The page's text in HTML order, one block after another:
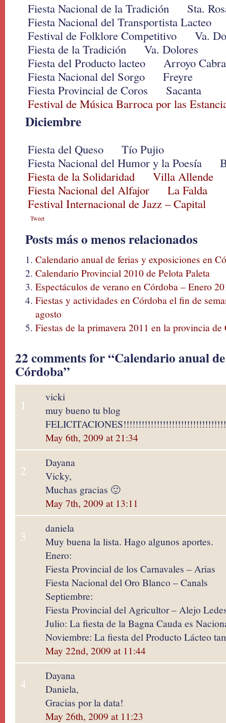
Fiesta Nacional de la Tradición Sta.
Fiesta Nacional del Transportista
Festival de Folklore Competitivo Va.
Fiesta de la Tradición Va. Dolores
Fiesta del Producto lacteo Arroyo
Fiesta Nacional del Sorgo Freyre
Fiesta Provincial de Coros Sacanta
Festival de Música Barroca por las
Diciembre
Fiesta del Queso Tío Pujio
Fiesta Nacional del Humor y la Poesía
Fiesta de la Solidaridad Villa Allende
Fiesta Nacional del Alfajor La Falda
Festival Internacional de Jazz – Capital
Tweet
Posts más o menos relacionados
Calendario anual de ferias y exposiciones en
Calendario Provincial 2010 de Pelota Paleta
Espectáculos de verano en Córdoba – Enero
Fiestas y actividades en Córdoba el fin de
agosto
Fiestas de la primavera 2011 en la provincia de
22 comments for “Calendario anual
Córdoba”
1
vicki
muy bueno tu blog
May 6th, 2009 at 21:34
2
Dayana
Vicky,
Muchas gracias 🙂
May 7th, 2009 at 13:11
3
daniela
Muy buena la lista. Hago algunos aportes.
Enero:
Fiesta Provincial de los Carnavales – Arias
Fiesta Nacional del Oro Blanco – Canals
Septiembre:
Fiesta Provincial del Agricultor – Alejo
Julio: La fiesta de la Bagna Cauda es
Noviembre: La fiesta del Producto Lácteo
May 22nd, 2009 at 11:44
4
Dayana
Daniela,
Gracias por la data!
May 26th, 2009 at 11:23